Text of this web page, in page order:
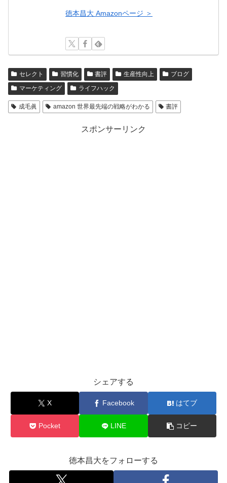
徳本昌大 Amazonページ ＞
セレクト 習慣化 書評 生産性向上
ブログ
マーケティング
ライフハック
成毛眞 amazon 世界最先端の戦略がわかる 書評
スポンサーリンク
シェアする
X Facebook はてブ
Pocket LINE コピー
徳本昌大をフォローする